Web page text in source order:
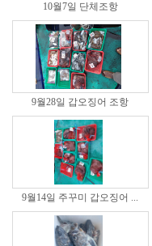
10월7일 단체조항
9월28일 갑오징어 조항
9월14일 주꾸미 갑오징어 ...